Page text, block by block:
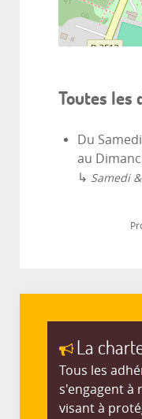
Toutes les
Du
au
↳ Samedi
La
Tous les
s'engagent à
visant à